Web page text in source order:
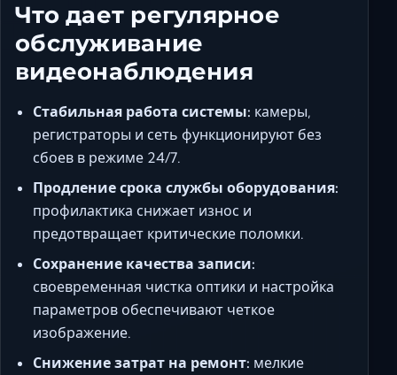
Что дает регулярное
обслуживание
видеонаблюдения
Стабильная работа системы: камеры,
регистраторы и сеть функционируют без
сбоев в режиме 24/7.
Продление срока службы оборудования:
профилактика снижает износ и
предотвращает критические поломки.
Сохранение качества записи:
своевременная чистка оптики и настройка
параметров обеспечивают четкое
изображение.
Снижение затрат на ремонт: мелкие